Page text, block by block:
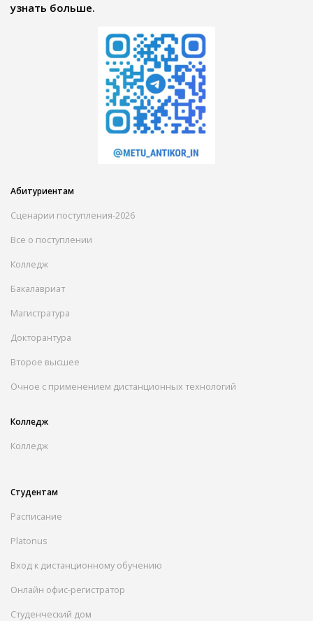
узнать больше.
Абитуриентам
Сценарии поступления-2026
Все о поступлении
Колледж
Бакалавриат
Магистратура
Докторантура
Второе высшее
Очное с применением дистанционных технологий
Колледж
Колледж
Студентам
Расписание
Platonus
Вход к дистанционному обучению
Онлайн офис-регистратор
Студенческий дом